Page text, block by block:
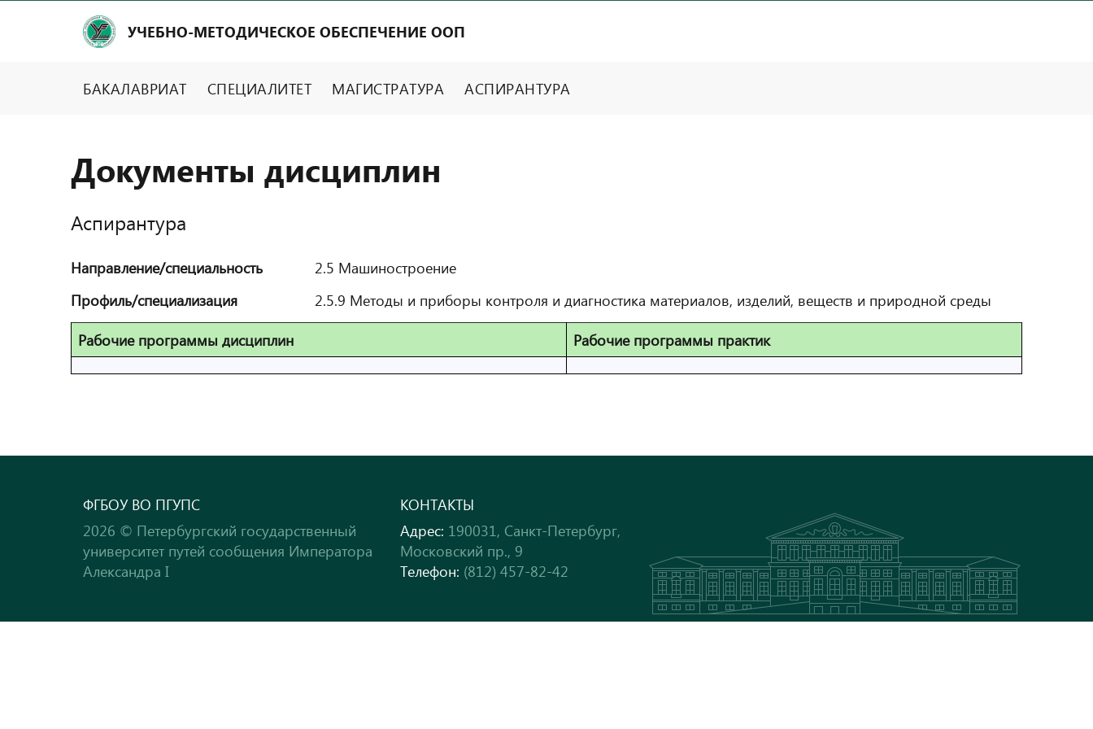
УЧЕБНО-МЕТОДИЧЕСКОЕ ОБЕСПЕЧЕНИЕ ООП
БАКАЛАВРИАТ СПЕЦИАЛИТЕТ МАГИСТРАТУРА АСПИРАНТУРА
Документы дисциплин
Аспирантура
Направление/специальность
2.5 Машиностроение
Профиль/специализация
2.5.9 Методы и приборы контроля и диагностика материалов, изделий, веществ и природной среды
Рабочие программы дисциплин
Рабочие программы практик
ФГБОУ ВО ПГУПС
2026 © Петербургский государственный
университет путей сообщения Императора
Александра I
КОНТАКТЫ
Адрес: 190031, Санкт-Петербург,
Московский пр., 9
Телефон: (812) 457-82-42